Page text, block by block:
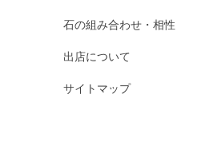
石の組み合わせ・相性
出店について
サイトマップ